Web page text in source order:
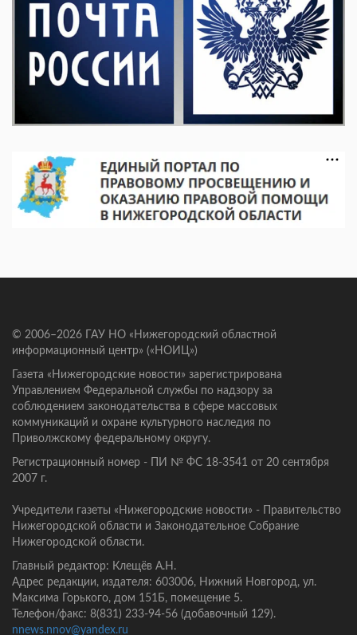
© 2006–2026 ГАУ НО «Нижегородский областной
информационный центр» («НОИЦ»)
Газета «Нижегородские новости» зарегистрирована
Управлением Федеральной службы по надзору за
соблюдением законодательства в сфере массовых
коммуникаций и охране культурного наследия по
Приволжскому федеральному округу.
Регистрационный номер - ПИ № ФС 18-3541 от 20 сентября
2007 г.
Учредители газеты «Нижегородские новости» - Правительство
Нижегородской области и Законодательное Собрание
Нижегородской области.
Главный редактор: Клещёв А.Н.
Адрес редакции, издателя: 603006, Нижний Новгород, ул.
Максима Горького, дом 151Б, помещение 5.
Телефон/факс: 8(831) 233-94-56 (добавочный 129).
nnews.nnov@yandex.ru